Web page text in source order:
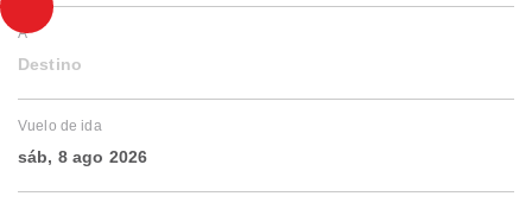
A
Destino
Vuelo de ida
sáb, 8 ago 2026